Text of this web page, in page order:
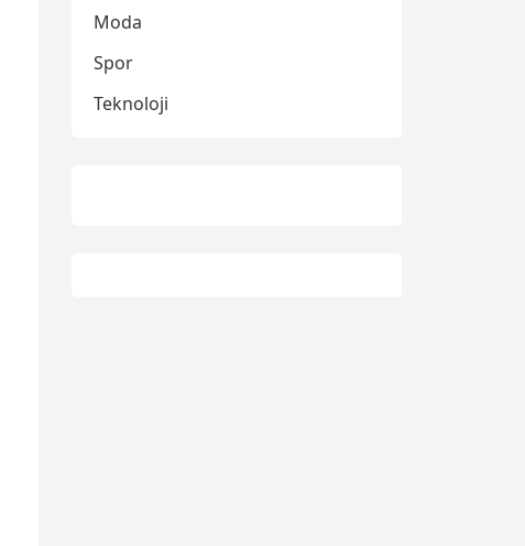
Moda
Spor
Teknoloji